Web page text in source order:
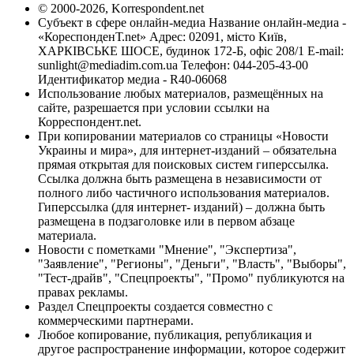
© 2000-2026, Korrespondent.net
Субъект в сфере онлайн-медиа Название онлайн-медиа -
«КореспонденТ.net» Адрес: 02091, місто Київ,
ХАРКІВСЬКЕ ШОСЕ, будинок 172-Б, офіс 208/1 E-mail:
sunlight@mediadim.com.ua Телефон: 044-205-43-00
Идентификатор медиа - R40-06068
Использование любых материалов, размещённых на
сайте, разрешается при условии ссылки на
Корреспондент.net.
При копировании материалов со страницы «Новости
Украины и мира», для интернет-изданий – обязательна
прямая открытая для поисковых систем гиперссылка.
Ссылка должна быть размещена в независимости от
полного либо частичного использования материалов.
Гиперссылка (для интернет- изданий) – должна быть
размещена в подзаголовке или в первом абзаце
материала.
Новости с пометками "Мнение", "Экспертиза",
"Заявление", "Регионы", "Деньги", "Власть", "Выборы",
"Тест-драйв", "Спецпроекты", "Промо" публикуются на
правах рекламы.
Раздел Спецпроекты создается совместно с
коммерческими партнерами.
Любое копирование, публикация, републикация и
другое распространение информации, которое содержит